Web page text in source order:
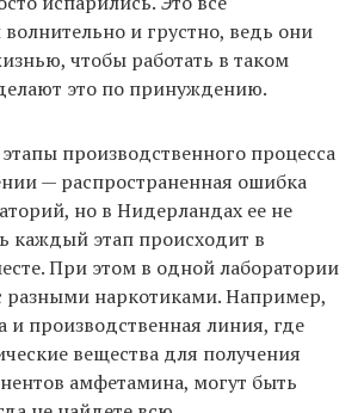
и грустно, ведь они
чтобы работать в таком
это по принуждению.
производственного процесса
— распространенная ошибка
но в Нидерландах ее не
каждый этап происходит в
При этом в одной лаборатории
разными наркотиками. Например,
и производственная линия, где
вещества для получения
амфетамина, могут быть